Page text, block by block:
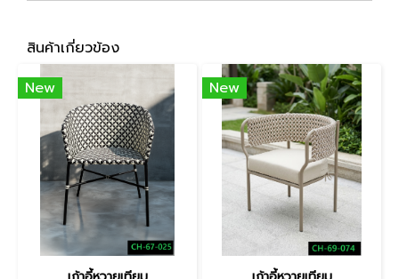
สินค้าเกี่ยวข้อง
New
New